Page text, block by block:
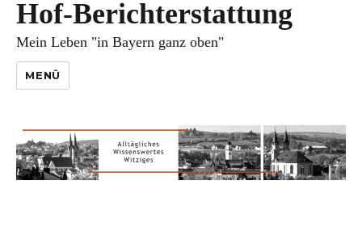
Hof-Berichterstattung
Mein Leben "in Bayern ganz oben"
MENÜ